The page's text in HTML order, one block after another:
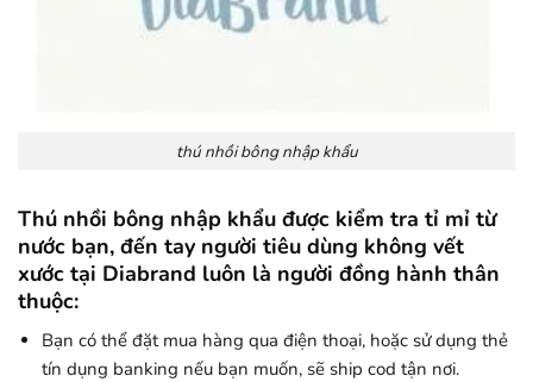
thú nhồi bông nhập khẩu
Thú nhồi bông nhập khẩu được kiểm tra tỉ mỉ từ
nước bạn, đến tay người tiêu dùng không vết
xước tại Diabrand luôn là người đồng hành thân
thuộc:
Bạn có thể đặt mua hàng qua điện thoại, hoặc sử dụng thẻ
tín dụng banking nếu bạn muốn, sẽ ship cod tận nơi.